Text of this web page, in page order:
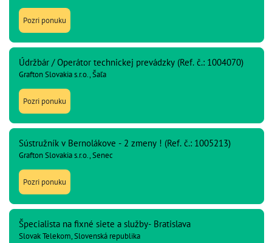
Pozri ponuku
Údržbár / Operátor technickej prevádzky (Ref. č.: 1004070)
Grafton Slovakia s.r.o., Šaľa
Pozri ponuku
Sústružník v Bernolákove - 2 zmeny ! (Ref. č.: 1005213)
Grafton Slovakia s.r.o., Senec
Pozri ponuku
Špecialista na fixné siete a služby- Bratislava
Slovak Telekom, Slovenská republika